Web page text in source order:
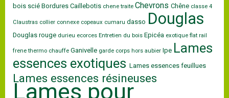
bois scié Bordures Caillebotis chene traite Chevrons Chêne classe 4
Claustras collier connexe copeaux cumaru dasso Douglas
Douglas rouge durieu ecorces Entretien du bois Epicéa exotique flat rail
frene thermo chauffe Ganivelle garde corps hors aubier Ipe Lames
essences exotiques Lames essences feuillues
Lames essences résineuses
Lames pour